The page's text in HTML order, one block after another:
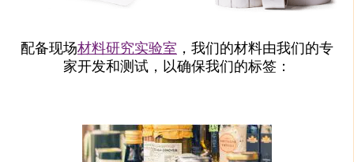
配备现场材料研究实验室 ，我们的材料由我们的专
家开发和测试，以确保我们的标签：